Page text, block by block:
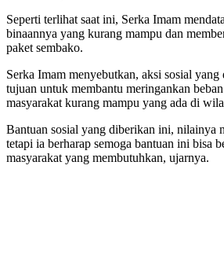
Seperti terlihat saat ini, Serka Imam
binaannya yang kurang mampu dan
paket sembako.
Serka Imam menyebutkan, aksi sosial
tujuan untuk membantu meringankan
masyarakat kurang mampu yang ada di
Bantuan sosial yang diberikan ini, nilainya
tetapi ia berharap semoga bantuan ini bisa
masyarakat yang membutuhkan, ujarnya.